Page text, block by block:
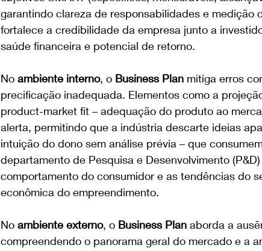
garantindo clareza de responsabilidades e medição
fortalece a credibilidade da empresa junto a
saúde financeira e potencial de retorno.
No ambiente interno, o Business Plan mitiga erros
precificação inadequada. Elementos como a
product-market fit – adequação do produto ao
alerta, permitindo que a indústria descarte ideias
intuição do dono sem análise prévia – que
departamento de Pesquisa e Desenvolvimento
comportamento do consumidor e as tendências do
econômica do empreendimento.
No ambiente externo, o Business Plan aborda a
compreendendo o panorama geral do mercado e a